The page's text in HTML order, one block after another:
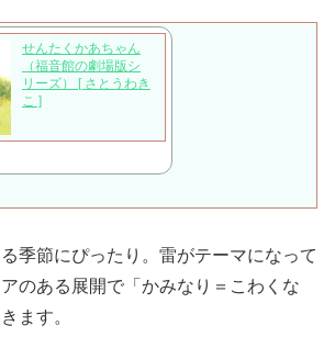
せんたくかあちゃん
（福音館の劇場版シ
リーズ） [ さとうわき
こ ]
季節にぴったり。雷がテーマになって
のある展開で「かみなり＝こわくな
ます。